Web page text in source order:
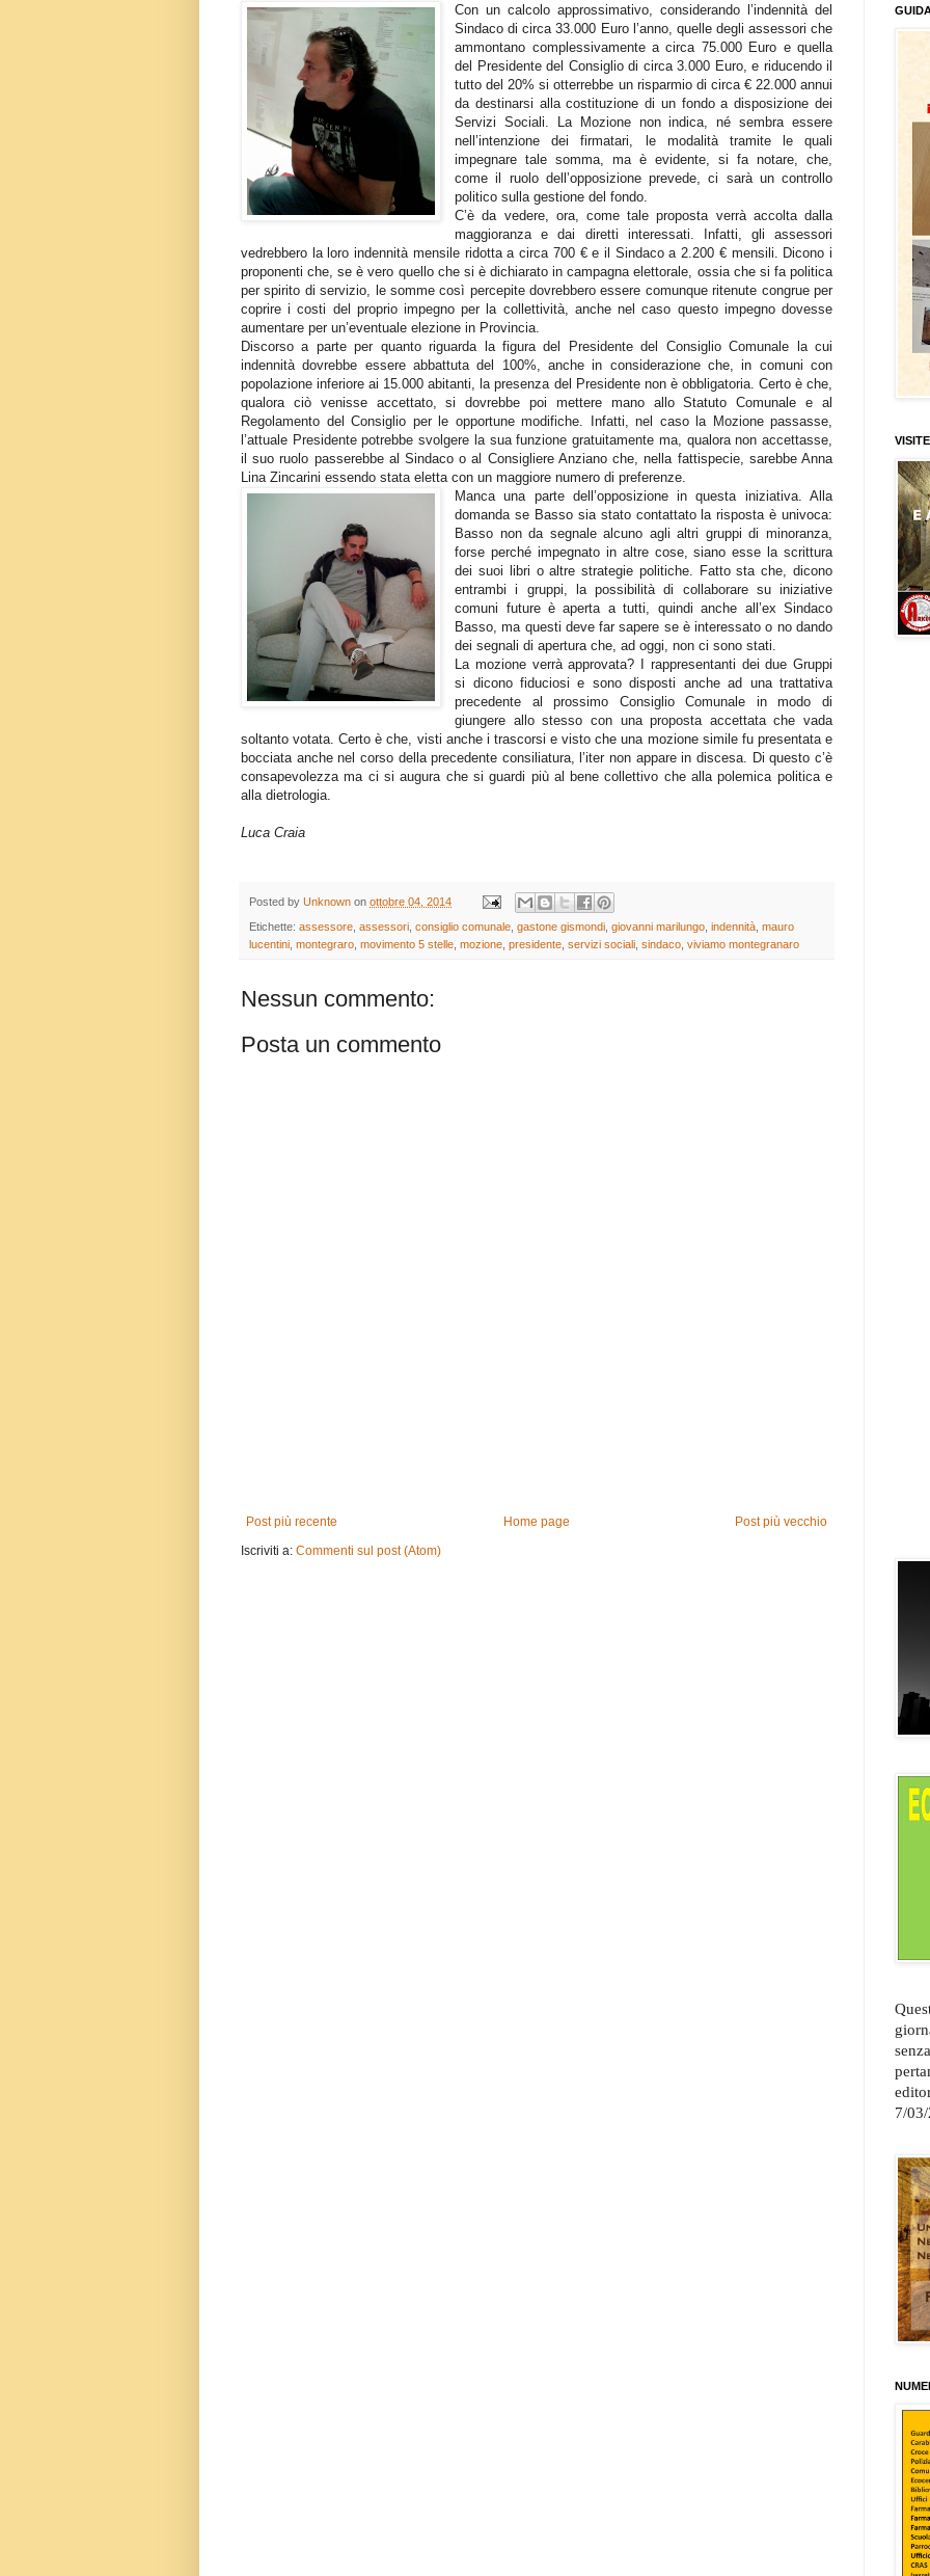
Con un calcolo approssimativo, considerando l’indennità del
Sindaco di circa 33.000 Euro l’anno, quelle degli assessori che
ammontano complessivamente a circa 75.000 Euro e quella
del Presidente del Consiglio di circa 3.000 Euro, e riducendo il
tutto del 20% si otterrebbe un risparmio di circa € 22.000 annui
da destinarsi alla costituzione di un fondo a disposizione dei
Servizi Sociali. La Mozione non indica, né sembra essere
nell’intenzione dei firmatari, le modalità tramite le quali
impegnare tale somma, ma è evidente, si fa notare, che,
come il ruolo dell’opposizione prevede, ci sarà un controllo
politico sulla gestione del fondo.
C’è da vedere, ora, come tale proposta verrà accolta dalla
maggioranza e dai diretti interessati. Infatti, gli assessori
vedrebbero la loro indennità mensile ridotta a circa 700 € e il Sindaco a 2.200 € mensili. Dicono i
proponenti che, se è vero quello che si è dichiarato in campagna elettorale, ossia che si fa politica
per spirito di servizio, le somme così percepite dovrebbero essere comunque ritenute congrue per
coprire i costi del proprio impegno per la collettività, anche nel caso questo impegno dovesse
aumentare per un’eventuale elezione in Provincia.
Discorso a parte per quanto riguarda la figura del Presidente del Consiglio Comunale la cui
indennità dovrebbe essere abbattuta del 100%, anche in considerazione che, in comuni con
popolazione inferiore ai 15.000 abitanti, la presenza del Presidente non è obbligatoria. Certo è che,
qualora ciò venisse accettato, si dovrebbe poi mettere mano allo Statuto Comunale e al
Regolamento del Consiglio per le opportune modifiche. Infatti, nel caso la Mozione passasse,
l’attuale Presidente potrebbe svolgere la sua funzione gratuitamente ma, qualora non accettasse,
il suo ruolo passerebbe al Sindaco o al Consigliere Anziano che, nella fattispecie, sarebbe Anna
Lina Zincarini essendo stata eletta con un maggiore numero di preferenze.
Manca una parte dell’opposizione in questa iniziativa. Alla
domanda se Basso sia stato contattato la risposta è univoca:
Basso non da segnale alcuno agli altri gruppi di minoranza,
forse perché impegnato in altre cose, siano esse la scrittura
dei suoi libri o altre strategie politiche. Fatto sta che, dicono
entrambi i gruppi, la possibilità di collaborare su iniziative
comuni future è aperta a tutti, quindi anche all’ex Sindaco
Basso, ma questi deve far sapere se è interessato o no dando
dei segnali di apertura che, ad oggi, non ci sono stati.
La mozione verrà approvata? I rappresentanti dei due Gruppi
si dicono fiduciosi e sono disposti anche ad una trattativa
precedente al prossimo Consiglio Comunale in modo di
giungere allo stesso con una proposta accettata che vada
soltanto votata. Certo è che, visti anche i trascorsi e visto che una mozione simile fu presentata e
bocciata anche nel corso della precedente consiliatura, l’iter non appare in discesa. Di questo c’è
consapevolezza ma ci si augura che si guardi più al bene collettivo che alla polemica politica e
alla dietrologia.
Luca Craia
Posted by Unknown on ottobre 04, 2014
Etichette: assessore assessori consiglio comunale gastone gismondi giovanni marilungo indennità mauro
lucentini montegraro movimento 5 stelle mozione presidente servizi sociali sindaco viviamo montegranaro
Nessun commento:
Posta un commento
Post più recente Post più vecchio
Home page
Iscriviti a: Commenti sul post (Atom)
VISITE
7/